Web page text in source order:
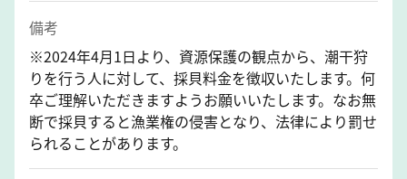
備考
※2024年4月1日より、資源保護の観点から、潮干狩
りを行う人に対して、採貝料金を徴収いたします。何
卒ご理解いただきますようお願いいたします。なお無
断で採貝すると漁業権の侵害となり、法律により罰せ
られることがあります。